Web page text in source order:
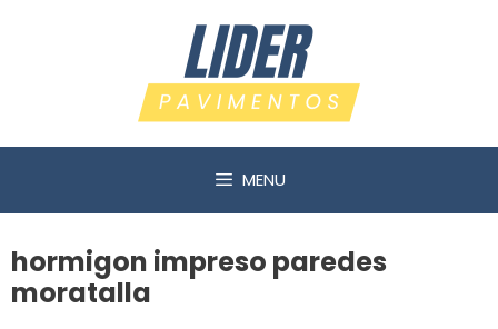
MENU
hormigon impreso paredes
moratalla